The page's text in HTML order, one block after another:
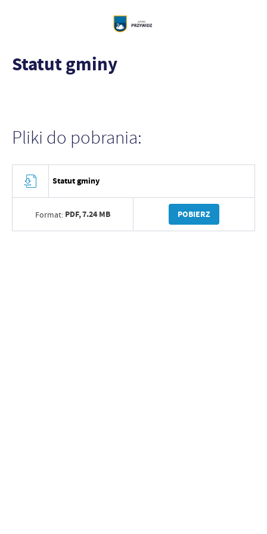
Statut gminy
Pliki do pobrania:
Statut gminy
Format: PDF,7.24 MB POBIERZ